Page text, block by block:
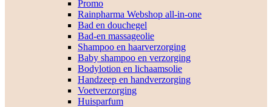
Promo
Rainpharma Webshop all-in-one
Bad en douchegel
Bad-en massageolie
Shampoo en haarverzorging
Baby shampoo en verzorging
Bodylotion en lichaamsolie
Handzeep en handverzorging
Voetverzorging
Huisparfum